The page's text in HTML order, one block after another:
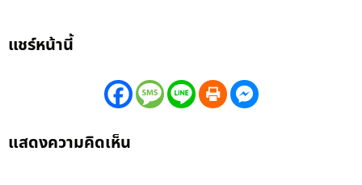
แชร์หน้านี้
แสดงความคิดเห็น